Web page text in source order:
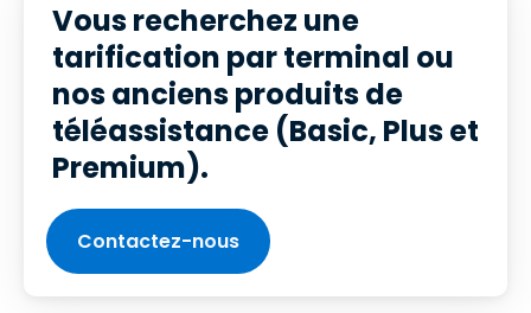
Vous recherchez une
tarification par terminal ou
nos anciens produits de
téléassistance (Basic, Plus et
Premium).
Contactez-nous